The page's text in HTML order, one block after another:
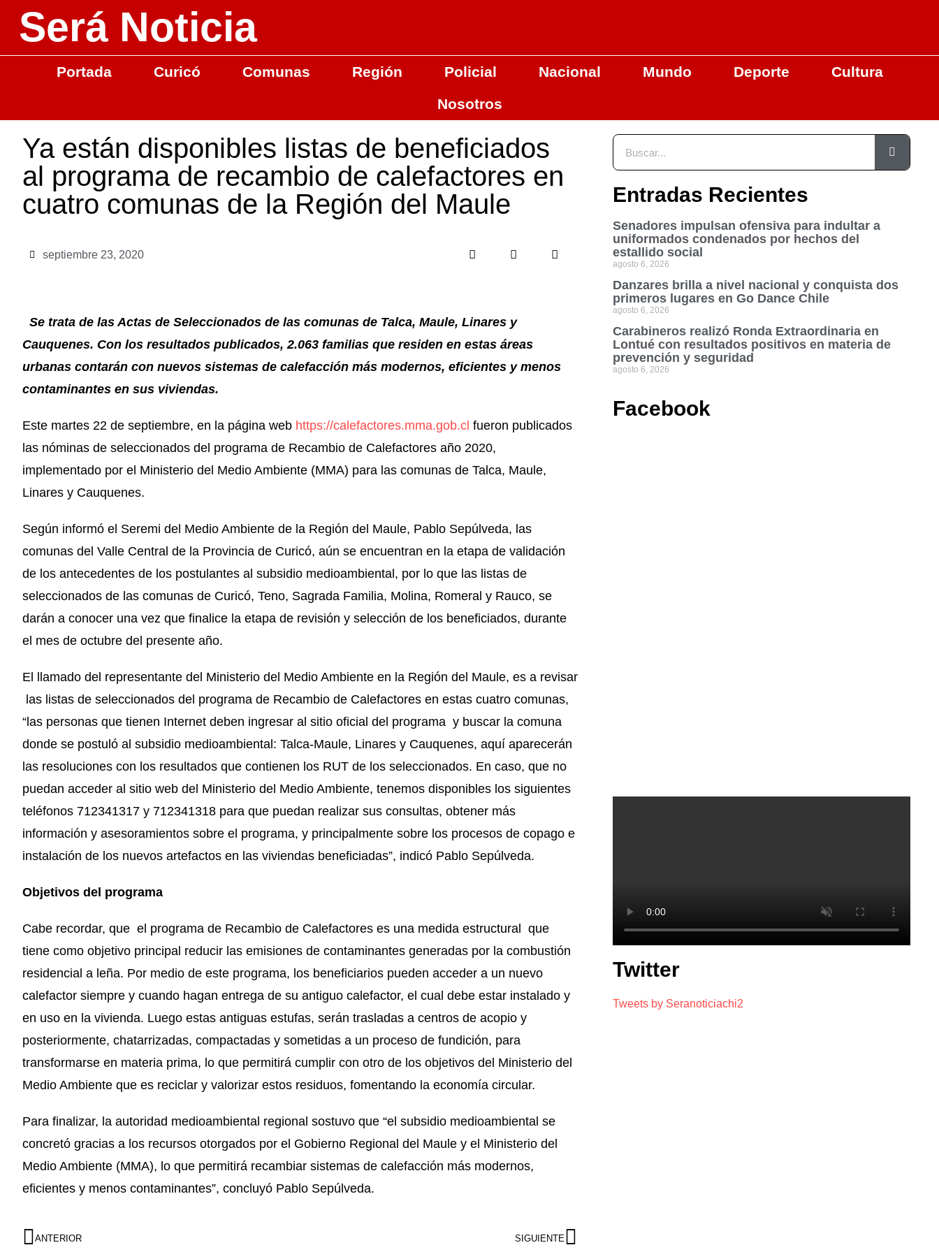
Será Noticia
Portada Curicó Comunas Región Policial Nacional Mundo Deporte
Cultura
Nosotros
Ya están disponibles listas de beneficiados
al programa de recambio de calefactores en
cuatro comunas de la Región del Maule
septiembre 23, 2020
Se trata de las Actas de Seleccionados de las comunas de Talca, Maule, Linares y
Cauquenes. Con los resultados publicados, 2.063 familias que residen en estas áreas
urbanas contarán con nuevos sistemas de calefacción más modernos, eficientes y menos
contaminantes en sus viviendas.
Este martes 22 de septiembre, en la página web https://calefactores.mma.gob.cl fueron publicados
las nóminas de seleccionados del programa de Recambio de Calefactores año 2020,
implementado por el Ministerio del Medio Ambiente (MMA) para las comunas de Talca, Maule,
Linares y Cauquenes.
Según informó el Seremi del Medio Ambiente de la Región del Maule, Pablo Sepúlveda, las
comunas del Valle Central de la Provincia de Curicó, aún se encuentran en la etapa de validación
de los antecedentes de los postulantes al subsidio medioambiental, por lo que las listas de
seleccionados de las comunas de Curicó, Teno, Sagrada Familia, Molina, Romeral y Rauco, se
darán a conocer una vez que finalice la etapa de revisión y selección de los beneficiados, durante
el mes de octubre del presente año.
El llamado del representante del Ministerio del Medio Ambiente en la Región del Maule, es a revisar
las listas de seleccionados del programa de Recambio de Calefactores en estas cuatro comunas,
“las personas que tienen Internet deben ingresar al sitio oficial del programa y buscar la comuna
donde se postuló al subsidio medioambiental: Talca-Maule, Linares y Cauquenes, aquí aparecerán
las resoluciones con los resultados que contienen los RUT de los seleccionados. En caso, que no
puedan acceder al sitio web del Ministerio del Medio Ambiente, tenemos disponibles los siguientes
teléfonos 712341317 y 712341318 para que puedan realizar sus consultas, obtener más
información y asesoramientos sobre el programa, y principalmente sobre los procesos de copago e
instalación de los nuevos artefactos en las viviendas beneficiadas”, indicó Pablo Sepúlveda.
Objetivos del programa
Cabe recordar, que el programa de Recambio de Calefactores es una medida estructural que
tiene como objetivo principal reducir las emisiones de contaminantes generadas por la combustión
residencial a leña. Por medio de este programa, los beneficiarios pueden acceder a un nuevo
calefactor siempre y cuando hagan entrega de su antiguo calefactor, el cual debe estar instalado y
en uso en la vivienda. Luego estas antiguas estufas, serán trasladas a centros de acopio y
posteriormente, chatarrizadas, compactadas y sometidas a un proceso de fundición, para
transformarse en materia prima, lo que permitirá cumplir con otro de los objetivos del Ministerio del
Medio Ambiente que es reciclar y valorizar estos residuos, fomentando la economía circular.
Para finalizar, la autoridad medioambiental regional sostuvo que “el subsidio medioambiental se
concretó gracias a los recursos otorgados por el Gobierno Regional del Maule y el Ministerio del
Medio Ambiente (MMA), lo que permitirá recambiar sistemas de calefacción más modernos,
eficientes y menos contaminantes”, concluyó Pablo Sepúlveda.
ANTERIOR SIGUIENTE
Entradas Recientes
Senadores impulsan ofensiva para indultar a
uniformados condenados por hechos del
estallido social
agosto 6, 2026
Danzares brilla a nivel nacional y conquista dos
primeros lugares en Go Dance Chile
agosto 6, 2026
Carabineros realizó Ronda Extraordinaria en
Lontué con resultados positivos en materia de
prevención y seguridad
agosto 6, 2026
Facebook
Twitter
Tweets by Seranoticiachi2